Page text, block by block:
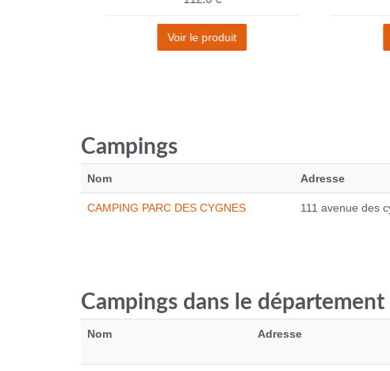
Voir le produit
Campings
Nom Adresse
CAMPING PARC DES CYGNES 111 avenue des
Campings dans le département
Nom Adresse